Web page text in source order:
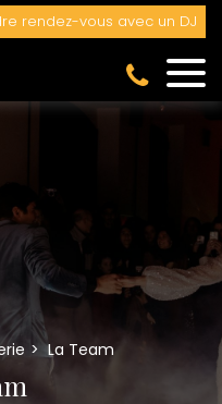
rendez-vous avec un DJ
La Team